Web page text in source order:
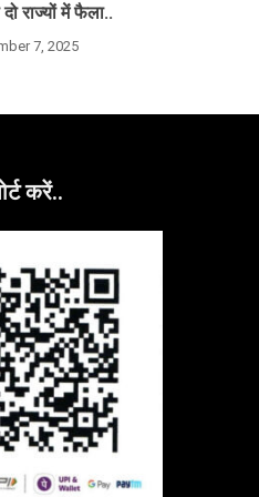
राज्यों में फैला..
7, 2025
करें..